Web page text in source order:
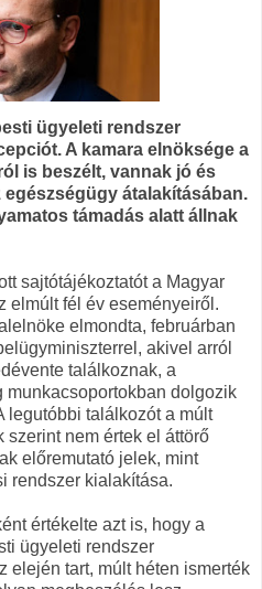
ügyeleti rendszer
A kamara elnöksége a
is beszélt, vannak jó és
átalakításában.
támadás alatt állnak
sajtótájékoztatót a Magyar
elmúlt fél év eseményeiről.
elmondta, februárban
akivel arról
találkoznak, a
munkacsoportokban dolgozik
legutóbbi találkozót a múlt
szerint nem értek el áttörő
előremutató jelek, mint
rendszer kialakítása.
értékelte azt is, hogy a
ügyeleti rendszer
elején tart, múlt héten ismerték